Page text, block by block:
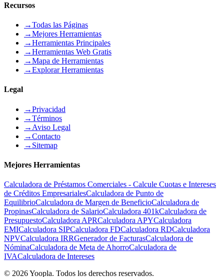
Recursos
→Todas las Páginas
→Mejores Herramientas
→Herramientas Principales
→Herramientas Web Gratis
→Mapa de Herramientas
→Explorar Herramientas
Legal
→Privacidad
→Términos
→ Aviso Legal
→Contacto
→ Sitemap
Mejores Herramientas
Calculadora de Préstamos Comerciales - Calcule Cuotas e Intereses
de Créditos EmpresarialesCalculadora de Punto de
EquilibrioCalculadora de Margen de BeneficioCalculadora de
PropinasCalculadora de SalarioCalculadora 401kCalculadora de
PresupuestoCalculadora APRCalculadora APYCalculadora
EMICalculadora SIPCalculadora FDCalculadora RDCalculadora
NPVCalculadora IRRGenerador de FacturasCalculadora de
NóminaCalculadora de Meta de AhorroCalculadora de
IVACalculadora de Intereses
© 2026Yoopla. Todos los derechos reservados.